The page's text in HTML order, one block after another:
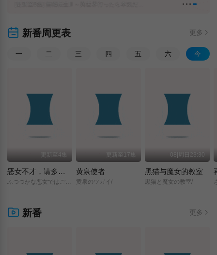
新番周更表 更多
一 二 三 四 五 六 今
更新至4集
恶女不才，请多关照 ～雏宫蝶鼠换身传～
ふつつかな悪女ではございますが/～雛宮蝶鼠とりかえ伝～/
更新至17集
黄泉使者
黄泉のツガイ/
08|周日23:30
黑猫与魔女的教室
黒猫と魔女の教室/
新番 更多